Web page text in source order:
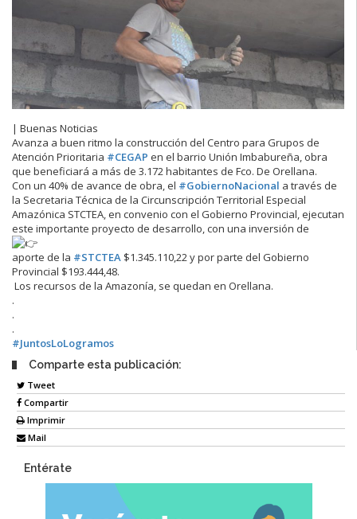
| Buenas Noticias
Avanza a buen ritmo la construcción del Centro para Grupos de
Atención Prioritaria #CEGAP en el barrio Unión Imbabureña, obra
que beneficiará a más de 3.172 habitantes de Fco. De Orellana.
Con un 40% de avance de obra, el #GobiernoNacional a través de
la Secretaria Técnica de la Circunscripción Territorial Especial
Amazónica STCTEA, en convenio con el Gobierno Provincial, ejecutan
este importante proyecto de desarrollo, con una inversión de
aporte de la #STCTEA $1.345.110,22 y por parte del Gobierno
Provincial $193.444,48.
Los recursos de la Amazonía, se quedan en Orellana.
.
.
.
#JuntosLoLogramos
Comparte esta publicación:
Tweet
Compartir
Imprimir
Mail
Entérate